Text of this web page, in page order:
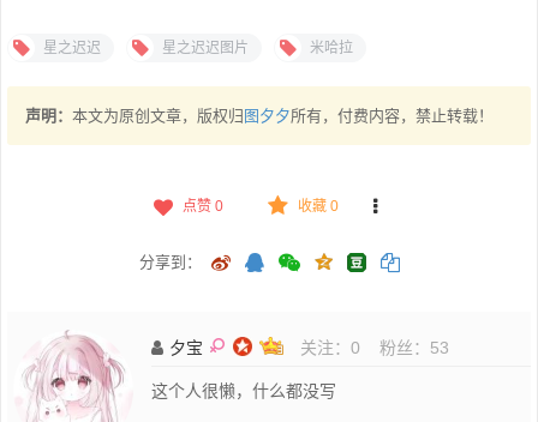
星之迟迟 星之迟迟图片 米哈拉
声明： 本文为原创文章，版权归 图夕夕所有，付费内容，禁止转载！
点赞 0 收藏 0
分享到：
夕宝 关注： 0 粉丝： 53
这个人很懒，什么都没写